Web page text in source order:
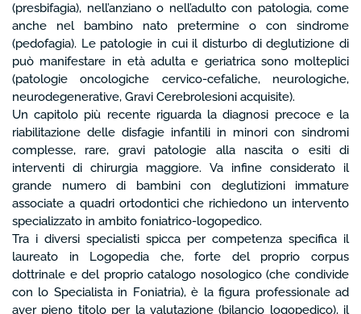
(presbifagia), nell’anziano o nell’adulto con patologia, come
anche nel bambino nato pretermine o con sindrome
(pedofagia). Le patologie in cui il disturbo di deglutizione di
può manifestare in età adulta e geriatrica sono molteplici
(patologie oncologiche cervico-cefaliche, neurologiche,
neurodegenerative, Gravi Cerebrolesioni acquisite).
Un capitolo più recente riguarda la diagnosi precoce e la
riabilitazione delle disfagie infantili in minori con sindromi
complesse, rare, gravi patologie alla nascita o esiti di
interventi di chirurgia maggiore. Va infine considerato il
grande numero di bambini con deglutizioni immature
associate a quadri ortodontici che richiedono un intervento
specializzato in ambito foniatrico-logopedico.
Tra i diversi specialisti spicca per competenza specifica il
laureato in Logopedia che, forte del proprio corpus
dottrinale e del proprio catalogo nosologico (che condivide
con lo Specialista in Foniatria), è la figura professionale ad
aver pieno titolo per la valutazione (bilancio logopedico), il